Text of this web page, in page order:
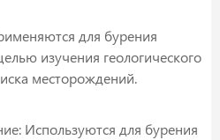
для бурения
изучения геологического
месторождений.
Используются для бурения